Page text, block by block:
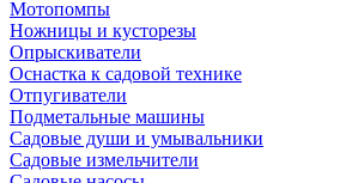
Мотопомпы
Ножницы и кусторезы
Опрыскиватели
Оснастка к садовой технике
Отпугиватели
Подметальные машины
Садовые души и умывальники
Садовые измельчители